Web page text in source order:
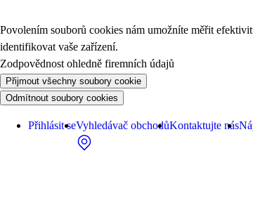
Povolením souborů cookies nám umožníte měřit
identifikovat vaše zařízení.
Zodpovědnost ohledně firemních údajů
Přijmout všechny soubory cookie
Odmítnout soubory cookies
Přihlásit seVyhledávač obchodůKontaktujte nás